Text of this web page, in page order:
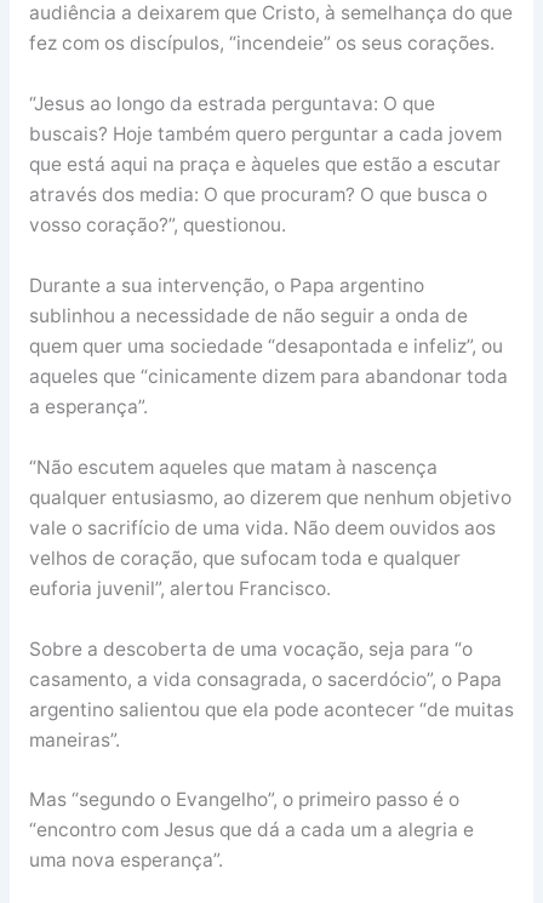
audiência a deixarem que Cristo, à semelhança do que
fez com os discípulos, “incendeie” os seus corações.
“Jesus ao longo da estrada perguntava: O que
buscais? Hoje também quero perguntar a cada jovem
que está aqui na praça e àqueles que estão a escutar
através dos media: O que procuram? O que busca o
vosso coração?”, questionou.
Durante a sua intervenção, o Papa argentino
sublinhou a necessidade de não seguir a onda de
quem quer uma sociedade “desapontada e infeliz”, ou
aqueles que “cinicamente dizem para abandonar toda
a esperança”.
“Não escutem aqueles que matam à nascença
qualquer entusiasmo, ao dizerem que nenhum objetivo
vale o sacrifício de uma vida. Não deem ouvidos aos
velhos de coração, que sufocam toda e qualquer
euforia juvenil”, alertou Francisco.
Sobre a descoberta de uma vocação, seja para “o
casamento, a vida consagrada, o sacerdócio”, o Papa
argentino salientou que ela pode acontecer “de muitas
maneiras”.
Mas “segundo o Evangelho”, o primeiro passo é o
“encontro com Jesus que dá a cada um a alegria e
uma nova esperança”.